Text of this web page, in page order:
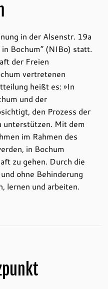
in der Alsenstr. 19a
Bochum“ (NIBo) statt.
der Freien
vertretenen
heißt es: »In
und der
den Prozess der
unterstützen. Mit dem
im Rahmen des
in Bochum
zu gehen. Durch die
ohne Behinderung
lernen und arbeiten.